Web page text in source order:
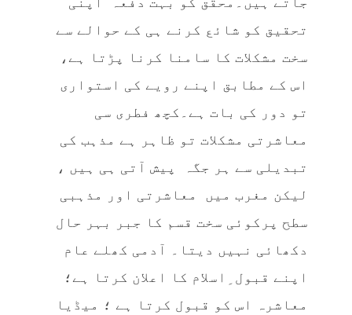
تحقیق کو شائع کرنے ہی کے حوالے سے
سخت مشکلات کا سامنا کرنا پڑتا ہے،
اس کے مطابق اپنے رویے کی استواری
تو دور کی بات ہے۔کچھ فطری سی
معاشرتی مشکلات تو ظاہر ہے مذہب کی
تبدیلی سے ہر جگہ پیش آتی ہی ہیں ،
لیکن مغرب میں معاشرتی اور مذہبی
سطح پرکوئی سخت قسم کا جبر بہر حال
دکھائی نہیں دیتا۔ آدمی کھلے عام
اپنے قبول ِاسلام کا اعلان کرتا ہے؛
معاشرہ اس کو قبول کرتا ہے ؛ میڈیا